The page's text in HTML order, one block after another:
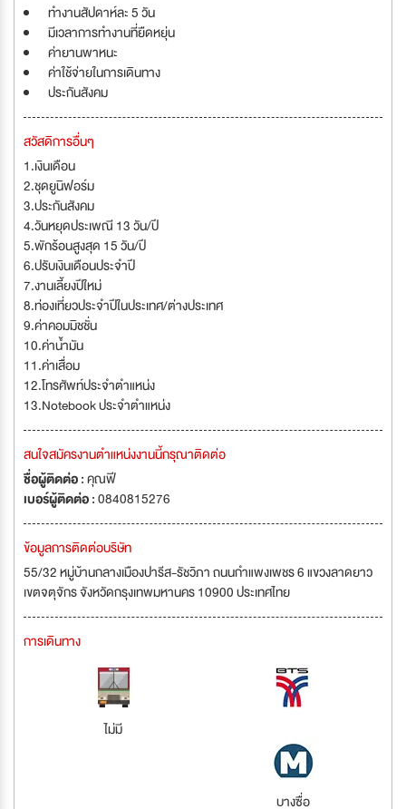
ทำงานสัปดาห์ละ 5 วัน
มีเวลาการทำงานที่ยืดหยุ่น
ค่ายานพาหนะ
ค่าใช้จ่ายในการเดินทาง
ประกันสังคม
สวัสดิการอื่นๆ
1.เงินเดือน
2.ชุดยูนิฟอร์ม
3.ประกันสังคม
4.วันหยุดประเพณี 13 วัน/ปี
5.พักร้อนสูงสุด 15 วัน/ปี
6.ปรับเงินเดือนประจำปี
7.งานเลี้ยงปีใหม่
8.ท่องเที่ยวประจำปีในประเทศ/ต่างประเทศ
9.ค่าคอมมิชชั่น
10.ค่าน้ำมัน
11.ค่าเสื่อม
12.โทรศัพท์ประจำตำแหน่ง
13.Notebook ประจำตำแหน่ง
สนใจสมัครงานตำแหน่งงานนี้กรุณาติดต่อ
ชื่อผู้ติดต่อ :คุณฟี
เบอร์ผู้ติดต่อ :0840815276
ข้อมูลการติดต่อบริษัท
55/32 หมู่บ้านกลางเมืองปารีส-รัชวิภา ถนนกำแพงเพชร 6 แขวงลาดยาว
เขตจตุจักร จังหวัดกรุงเทพมหานคร 10900 ประเทศไทย
การเดินทาง
ไม่มี
บางซื่อ